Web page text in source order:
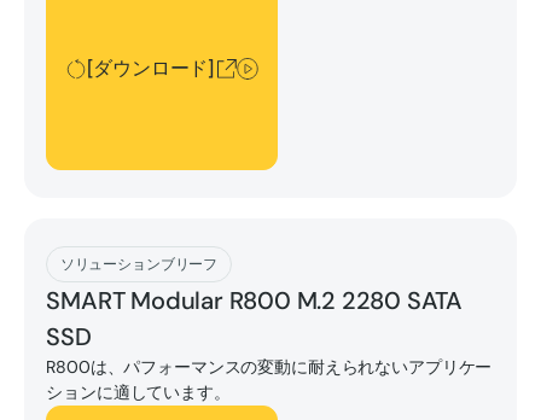
[ダウンロード]
ソリューションブリーフ
SMART Modular R800 M.2 2280 SATA
SSD
R800は、パフォーマンスの変動に耐えられないアプリケー
ションに適しています。
[ダウンロード]